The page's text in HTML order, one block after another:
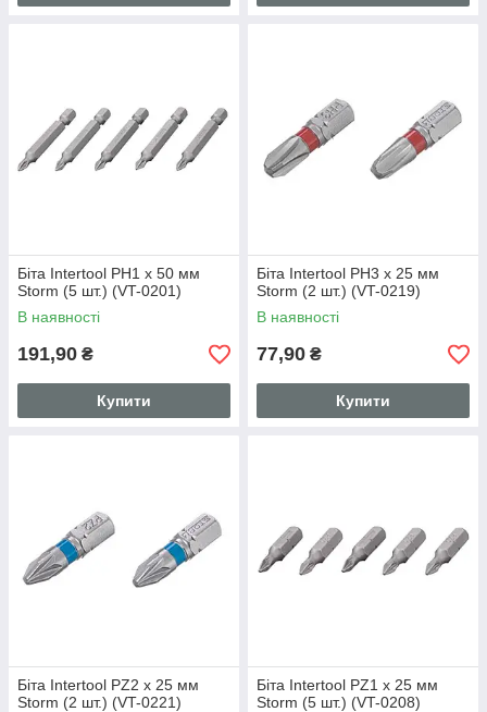
Біта Intertool PH1 x 50 мм
Storm (5 шт.) (VT-0201)
В наявності
191,90 ₴
Купити
Біта Intertool PH3 x 25 мм
Storm (2 шт.) (VT-0219)
В наявності
77,90 ₴
Купити
Біта Intertool PZ2 x 25 мм
Storm (2 шт.) (VT-0221)
Біта Intertool PZ1 x 25 мм
Storm (5 шт.) (VT-0208)